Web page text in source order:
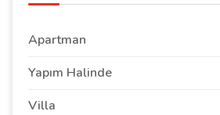
Apartman
Yapım Halinde
Villa